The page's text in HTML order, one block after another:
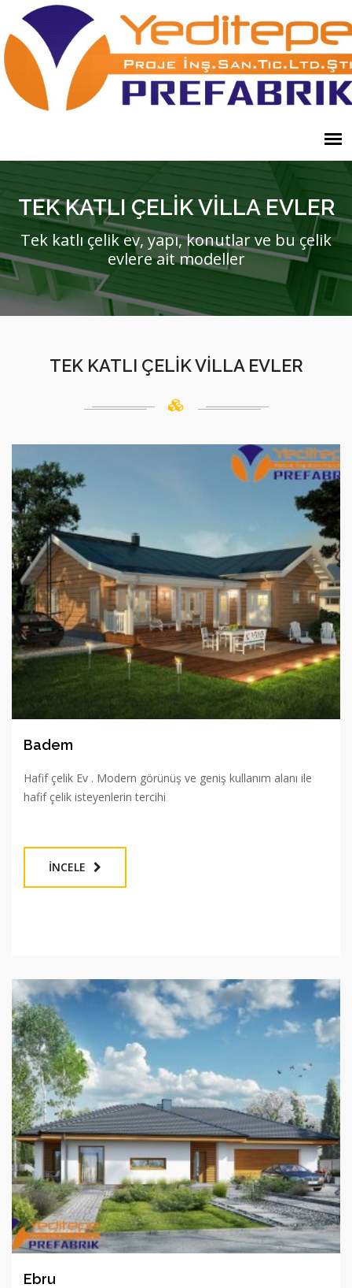
TEK KATLI ÇELİK VİLLA EVLER
Tek katlı çelik ev, yapı, konutlar ve bu çelik
evlere ait modeller
TEK KATLI ÇELİK VİLLA EVLER
Badem
Hafif çelik Ev . Modern görünüş ve geniş kullanım alanı ile
hafif çelik isteyenlerin tercihi
İNCELE
Ebru